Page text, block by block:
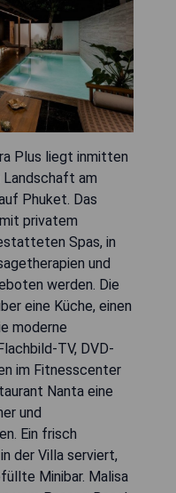
Plus liegt inmitten
am
Phuket. Das
privatem
Spas, in
und
werden. Die
eine Küche, einen
moderne
TV, DVD-
im Fitnesscenter
Nanta eine
und
Ein frisch
der Villa serviert,
Minibar. Malisa